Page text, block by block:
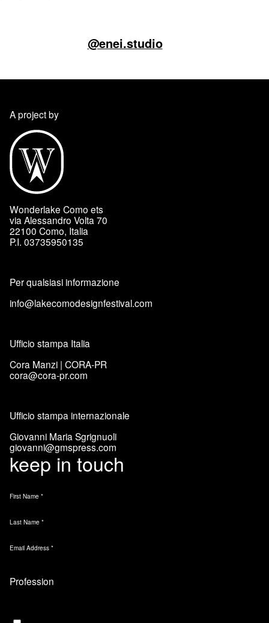
@enei.studio
A project by
Wonderlake Como ets
via Alessandro Volta 70
22100 Como, Italia
P.I. 03735950135
Per qualsiasi informazione
info@lakecomodesignfestival.com
Ufficio stampa Italia
Cora Manzi | CORA-PR
cora@cora-pr.com
Ufficio stampa internazionale
Giovanni Maria Sgrignuoli
giovanni@gmspress.com
keep in touch
First Name *
Last Name *
Email Address *